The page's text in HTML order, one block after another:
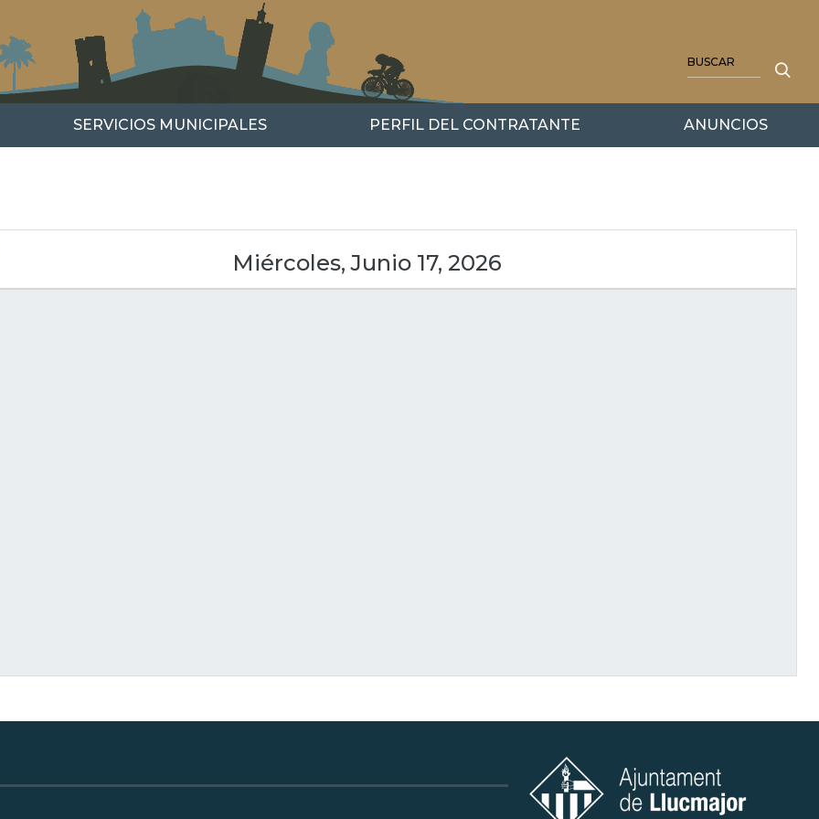
SERVICIOS MUNICIPALES PERFIL DEL CONTRATANTE ANUNCIOS
Miércoles, Junio 17, 2026